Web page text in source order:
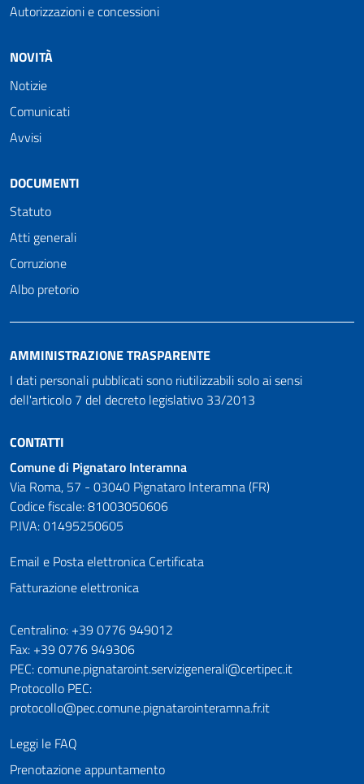
Autorizzazioni e concessioni
NOVITÀ
Notizie
Comunicati
Avvisi
DOCUMENTI
Statuto
Atti generali
Corruzione
Albo pretorio
AMMINISTRAZIONE TRASPARENTE
I dati personali pubblicati sono riutilizzabili solo ai sensi
dell'articolo 7 del decreto legislativo 33/2013
CONTATTI
Comune di Pignataro Interamna
Via Roma, 57 - 03040 Pignataro Interamna (FR)
Codice fiscale: 81003050606
P.IVA: 01495250605
Email e Posta elettronica Certificata
Fatturazione elettronica
Numeri utili
Centralino: +39 0776 949012
Fax: +39 0776 949306
PEC: comune.pignataroint.servizigenerali@certipec.it
Protocollo PEC:
protocollo@pec.comune.pignatarointeramna.fr.it
Leggi le FAQ
Prenotazione appuntamento